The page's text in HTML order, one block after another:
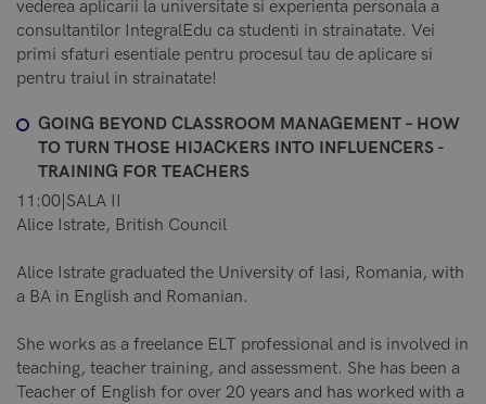
vederea aplicarii la universitate si experienta personala a
consultantilor IntegralEdu ca studenti in strainatate. Vei
primi sfaturi esentiale pentru procesul tau de aplicare si
pentru traiul in strainatate!
GOING BEYOND CLASSROOM MANAGEMENT – HOW
TO TURN THOSE HIJACKERS INTO INFLUENCERS -
TRAINING FOR TEACHERS
11:00|SALA II
Alice Istrate, British Council
Alice Istrate graduated the University of Iasi, Romania, with
a BA in English and Romanian.
She works as a freelance ELT professional and is involved in
teaching, teacher training, and assessment. She has been a
Teacher of English for over 20 years and has worked with a